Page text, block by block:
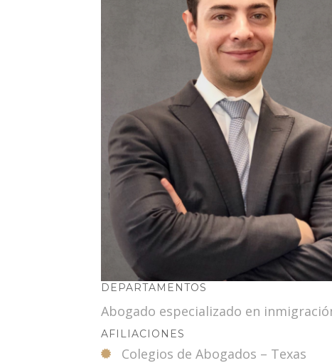
DEPARTAMENTOS
Abogado especializado en
AFILIACIONES
Colegios de Abogados – Texas